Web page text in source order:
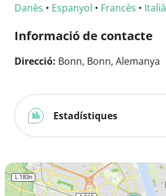
Danès • Espanyol • Francès • Italià
Informació de contacte
Direcció: Bonn, Bonn, Alemanya
Estadístiques